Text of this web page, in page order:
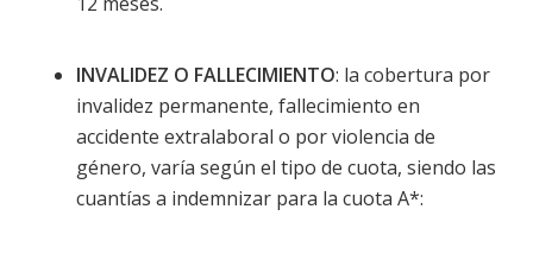
INVALIDEZ O FALLECIMIENTO: la cobertura por
invalidez permanente, fallecimiento en
accidente extralaboral o por violencia de
género, varía según el tipo de cuota, siendo las
cuantías a indemnizar para la cuota A*: